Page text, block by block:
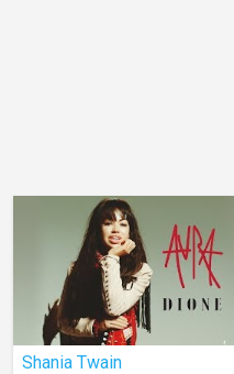
Shania Twain